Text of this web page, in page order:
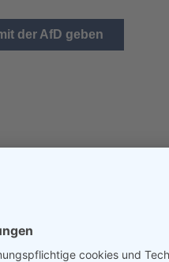
der AfD geben
dazu